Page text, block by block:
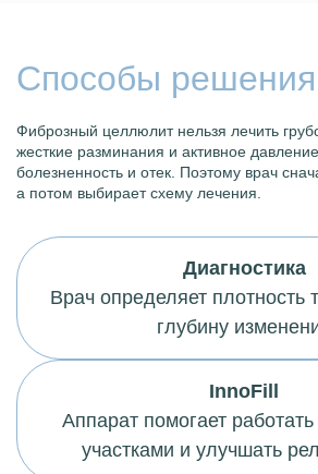
Способы решения
Фиброзный целлюлит нельзя лечить
жесткие разминания и активное
болезненность и отек. Поэтому врач
а потом выбирает схему лечения.
Диагностика
Врач определяет плотность
глубину
InnoFill
Аппарат помогает
участками и улучшать